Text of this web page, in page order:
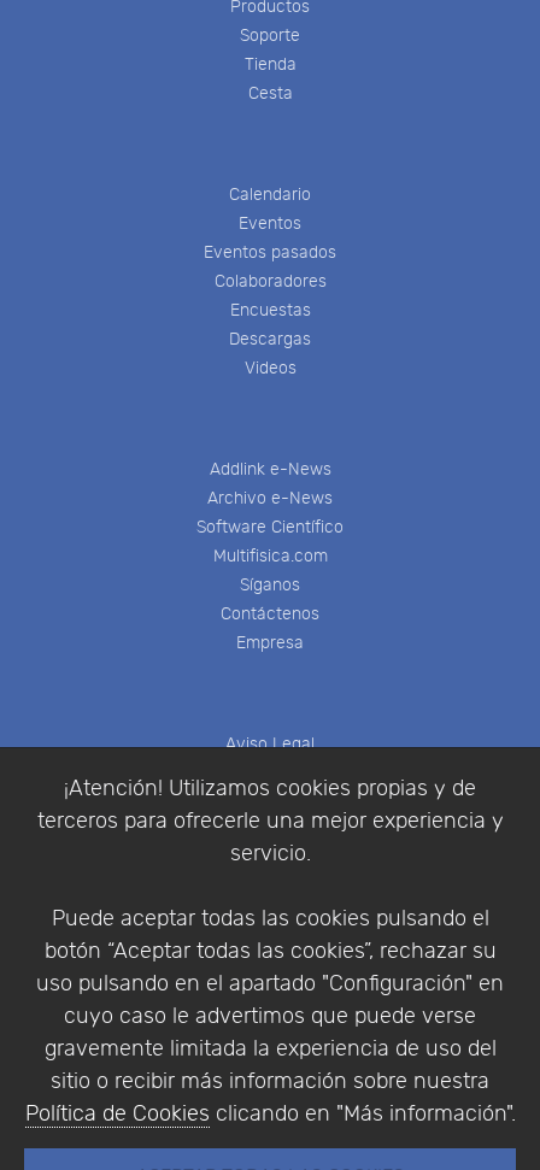
¡Atención! Utilizamos cookies propias y de
terceros para ofrecerle una mejor experiencia y
servicio.
Puede aceptar todas las cookies pulsando el
botón “Aceptar todas las cookies”, rechazar su
uso pulsando en el apartado "Configuración" en
cuyo caso le advertimos que puede verse
gravemente limitada la experiencia de uso del
sitio o recibir más información sobre nuestra
Política de Cookies clicando en "Más información".
Productos
Soporte
Tienda
Cesta
Calendario
Eventos
Eventos pasados
Colaboradores
Encuestas
Descargas
Videos
Addlink e-News
Archivo e-News
Software Científico
Multifisica.com
Síganos
Contáctenos
Empresa
Aviso Legal
Política de Privacidad
Condiciones de compra
Identificarse
Empresa|Aviso Legal| Política de Privacidad |
Política de Cookies
© Copyright 1994 - 2026. Addlink Software
Científico, S.L.